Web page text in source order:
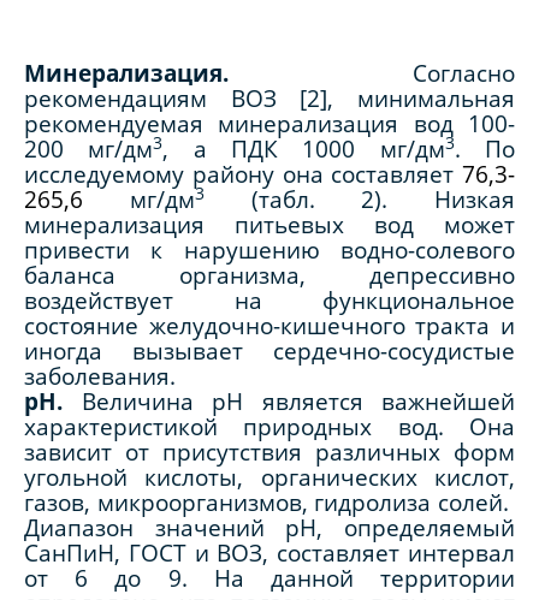
Минерализация. Согласно
рекомендациям ВОЗ [2], минимальная
рекомендуемая минерализация вод 100-
200 мг/дм3, а ПДК 1000 мг/дм3. По
исследуемому району она составляет 76,3-
265,6 мг/дм3(табл. 2). Низкая
минерализация питьевых вод может
привести к нарушению водно-солевого
баланса организма, депрессивно
воздействует на функциональное
состояние желудочно-кишечного тракта и
иногда вызывает сердечно-сосудистые
заболевания.
рН. Величина рН является важнейшей
характеристикой природных вод. Она
зависит от присутствия различных форм
угольной кислоты, органических кислот,
газов, микроорганизмов, гидролиза солей.
Диапазон значений рН, определяемый
СанПиН, ГОСТ и ВОЗ, составляет интервал
от 6 до 9. На данной территории